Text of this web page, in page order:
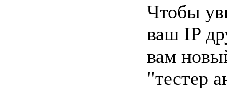
Чтобы
ваш IP
вам
"тестер